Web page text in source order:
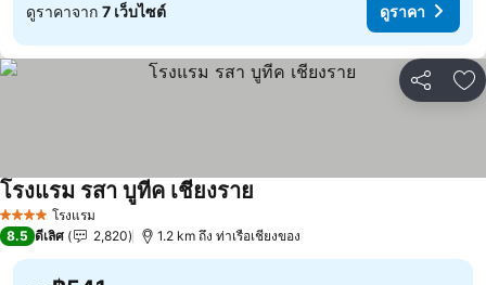
ดูราคาจาก 7 เว็บไซต์ ดูราคา
แชร์ เ
4 ดาว โรงแรม
โรงแรม รสา บูทีค เชียงราย
8.5 ดีเลิศ 2,820 1.2 km ถึง ท่าเรือเชียงของ